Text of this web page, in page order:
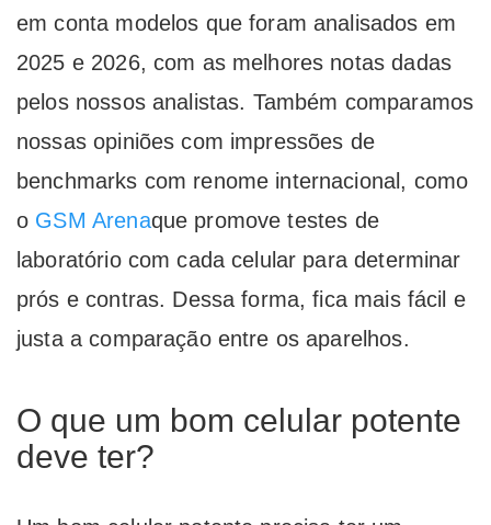
em conta modelos que foram analisados em
2025 e 2026, com as melhores notas dadas
pelos nossos analistas. Também comparamos
nossas opiniões com impressões de
benchmarks com renome internacional, como
o GSM Arenaque promove testes de
laboratório com cada celular para determinar
prós e contras. Dessa forma, fica mais fácil e
justa a comparação entre os aparelhos.
O que um bom celular potente
deve ter?